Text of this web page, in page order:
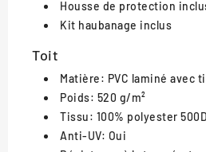
Housse de protection
Kit haubanage inclus
Toit
Matière: PVC laminé avec
Poids: 520 g/m²
Tissu: 100% polyester
Anti-UV: Oui